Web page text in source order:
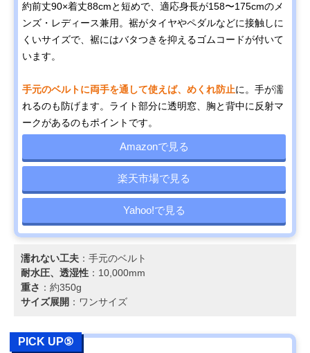
約前丈90×着丈88cmと短めで、適応身長が158〜175cmのメ
ンズ・レディース兼用。裾がタイヤやペダルなどに接触しに
くいサイズで、裾にはバタつきを抑えるゴムコードが付いて
います。
手元のベルトに両手を通して使えば、めくれ防止に。手が濡
れるのも防げます。ライト部分に透明窓、胸と背中に反射マ
ークがあるのもポイントです。
Amazonで見る
楽天市場で見る
Yahoo!で見る
濡れない工夫 ：手元のベルト
耐水圧、透湿性 ：10,000mm
重さ ：約350g
サイズ展開 ：ワンサイズ
PICK UP⑤